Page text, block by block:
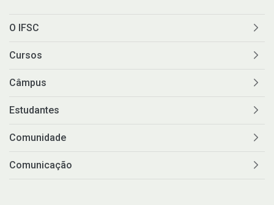
O IFSC
Cursos
Câmpus
Estudantes
Comunidade
Comunicação